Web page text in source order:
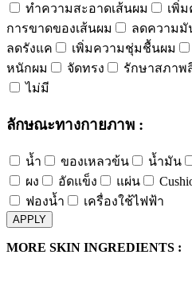
ทำความสะอาดเส้นผม เพิ่
การขาดของเส้นผม
ลดความมั
ลดรังแค
เพิ่มความชุ่มชื้นผม
หนักผม
จัดทรง รักษาสภาพ
ไม่มี
ลักษณะทางกายภาพ :
น้ำ ของเหลวข้น น้ำมัน
ผง
อัดแข็ง แผ่น
ฟองน้ำ
เครื่องใช้ไฟฟ้า
APPLY
MORE SKIN INGREDIENTS :